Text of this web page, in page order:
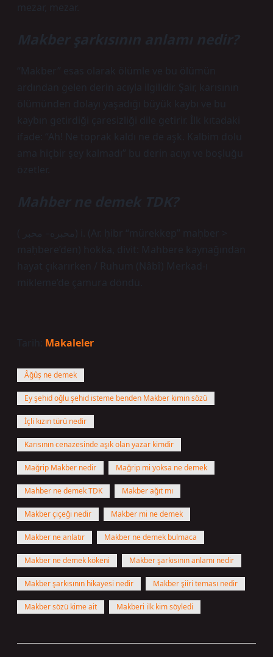
mezar, mezar.
Makber şarkısının anlamı nedir?
“Makber” esas olarak ölümle ve bu ölümün
ardından gelen derin acıyla ilgilidir. Şair, karısının
ölümünden dolayı yaşadığı büyük kaybı ve bu
kaybın getirdiği çaresizliği dile getirir. İlk kıtadaki
ifade: “Ah! Ne toprak kaldı ne de aşk. Kalbim dolu
ama hiçbir şey kalmadı” bu derin acıyı ve boşluğu
özetler.
Mahber ne demek TDK?
maḥbere’den) hokka, divit: Mahbere kaynağından
hayat çıkarırken / Ruhum (Nâbî) Merkad-ı
mikleme’de çamura döndü.
Tarih: Makaleler
Âğûş ne demek
Ey şehid oğlu şehid isteme benden Makber kimin sözü
İçli kızın türü nedir
Karısının cenazesinde aşık olan yazar kimdir
Mağrip Makber nedir Mağrip mi yoksa ne demek
Mahber ne demek TDK Makber ağıt mı
Makber çiçeği nedir Makber mi ne demek
Makber ne anlatır Makber ne demek bulmaca
Makber ne demek kökeni Makber şarkısının anlamı nedir
Makber şarkısının hikayesi nedir Makber şiiri teması nedir
Makber sözü kime ait Makberi ilk kim söyledi